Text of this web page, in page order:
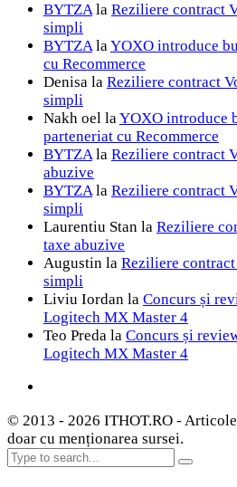
BYTZAla Reziliere contract
simpli
BYTZAlaYOXO introduce
cu Recommerce
Denisa la Reziliere contract
simpli
Nakh oel laYOXO introduce
parteneriat cu Recommerce
BYTZAla Reziliere contract
abuzive
BYTZAla Reziliere contract
simpli
Laurentiu Stan la Reziliere
taxe abuzive
Augustin la Reziliere
simpli
Liviu Iordan la Concurs și
Logitech MX Master 4
Teo Preda la Concurs și
Logitech MX Master 4
© 2013 - 2026 ITHOT.RO -
doar cu menționarea sursei.